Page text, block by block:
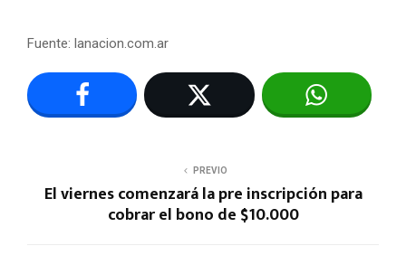
Fuente: lanacion.com.ar
PREVIO
El viernes comenzará la pre inscripción para
cobrar el bono de $10.000